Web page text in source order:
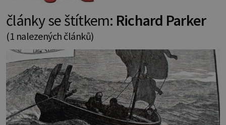
články se štítkem: Richard Parker
(1 nalezených článků)